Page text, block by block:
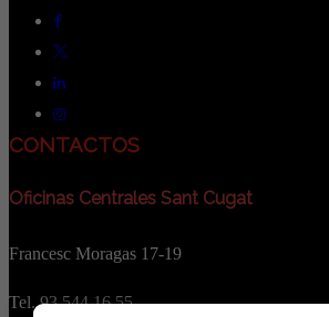
CONTACTOS
Oficinas Centrales Sant Cugat
Francesc Moragas 17-19
Tel. 93 544 16 55